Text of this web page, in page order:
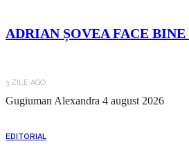
ADRIAN ȘOVEA FACE
3 ZILE AGO
Gugiuman Alexandra 4 august 2026
EDITORIAL